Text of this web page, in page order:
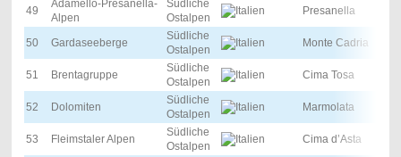
49
Adamello-Presanella-
Alpen
Südliche
Ostalpen
Presanella
50 Gardaseeberge
Südliche
Ostalpen
Monte Cadria
51 Brentagruppe
Südliche
Ostalpen
Cima Tosa
52 Dolomiten
Südliche
Ostalpen
Marmolata
53 Fleimstaler Alpen
Südliche
Ostalpen
Cima d’Asta